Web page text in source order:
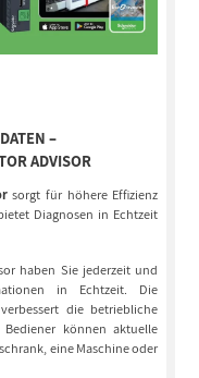
–
ADVISOR
sorgt für höhere Effizienz
Diagnosen in Echtzeit
haben Sie jederzeit und
in Echtzeit. Die
die betriebliche
können aktuelle
eine Maschine oder